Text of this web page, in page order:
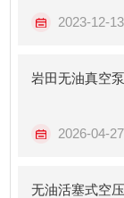
2023-12-13
岩田无油真空
2026-04-27
无油活塞式空